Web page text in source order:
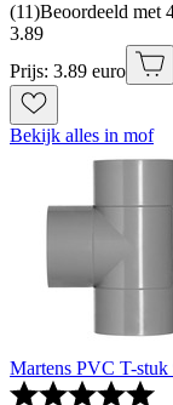
(11)Beoordeeld met
3.89
Prijs: 3.89 euro
Bekijk alles in mof
Martens PVC T-